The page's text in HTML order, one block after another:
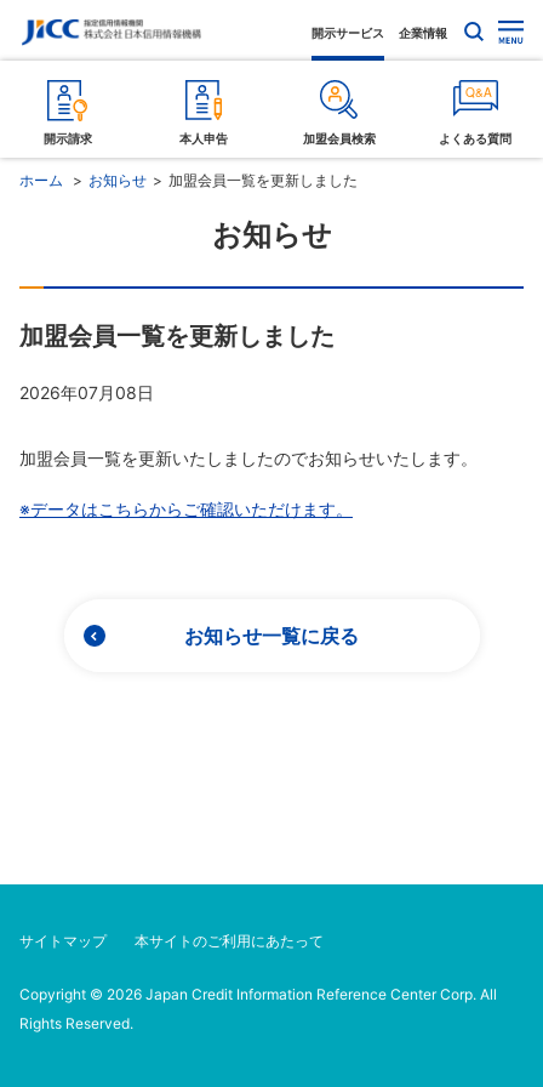
開示サービス 企業情報
開示請求 本人申告 加盟会員検索 よくある質問
ホーム お知らせ 加盟会員一覧を更新しました
お知らせ
加盟会員一覧を更新しました
2026年07月08日
加盟会員一覧を更新いたしましたのでお知らせいたします。
※データはこちらからご確認いただけます。
お知らせ一覧に戻る
サイトマップ 本サイトのご利用にあたって
Copyright © 2026 Japan Credit Information Reference Center Corp. All
Rights Reserved.